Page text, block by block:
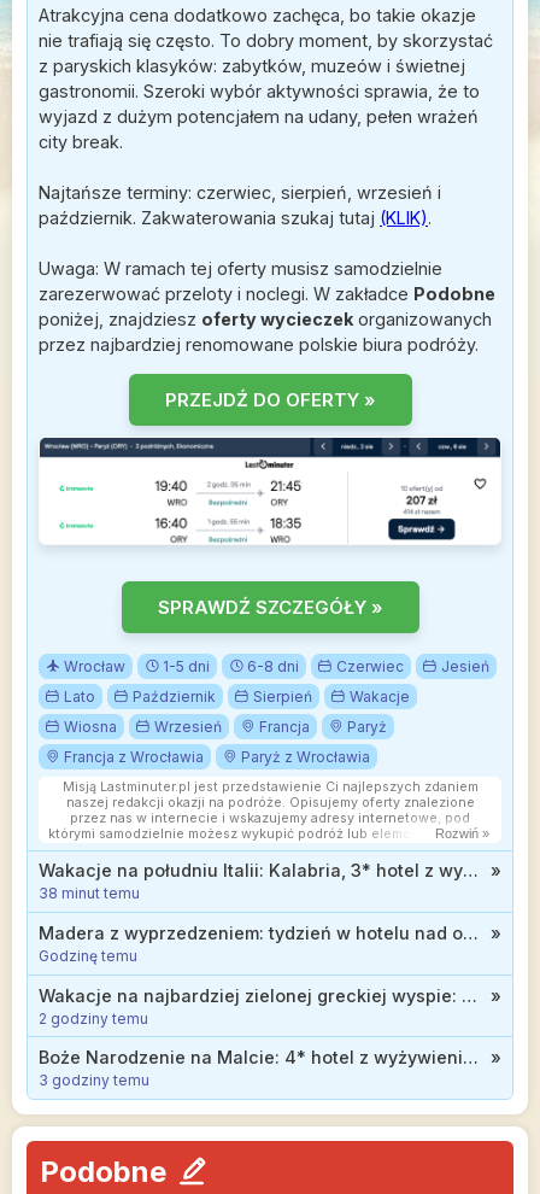
Atrakcyjna cena dodatkowo zachęca, bo takie okazje
nie trafiają się często. To dobry moment, by skorzystać
z paryskich klasyków: zabytków, muzeów i świetnej
gastronomii. Szeroki wybór aktywności sprawia, że to
wyjazd z dużym potencjałem na udany, pełen wrażeń
city break.
Najtańsze terminy: czerwiec, sierpień, wrzesień i
październik. Zakwaterowania szukaj tutaj (KLIK).
Uwaga: W ramach tej oferty musisz samodzielnie
zarezerwować przeloty i noclegi. W zakładce Podobne
poniżej, znajdziesz oferty wycieczek organizowanych
przez najbardziej renomowane polskie biura podróży.
PRZEJDŹ DO OFERTY »
SPRAWDŹ SZCZEGÓŁY »
Wrocław 1-5 dni 6-8 dni Czerwiec
Jesień
Lato
Październik Sierpień
Wakacje
Wiosna
Wrzesień Francja
Paryż
Francja z Wrocławia
Paryż z Wrocławia
Misją Lastminuter.pl jest przedstawienie Ci najlepszych zdaniem
naszej redakcji okazji na podróże. Opisujemy oferty znalezione
przez nas w internecie i wskazujemy adresy internetowe, pod
którymi samodzielnie możesz wykupić podróż lub elementy podróży.
Ceny w artykułach są aktualne w chwili publikacji. Możemy
otrzymywać wynagrodzenie od partnerów handlowych, do których
Cię przekierowujemy. Nie ma to wpływu na cenę Twojej wycieczki.
Rozwiń »
Wakacje na południu Italii: Kalabria, 3* hotel z wyżywieniem plus od 2699 zł »
38 minut temu
Madera z wyprzedzeniem: tydzień w hotelu nad oceanem (ze śniadaniami) od 1869 zł »
Godzinę temu
Wakacje na najbardziej zielonej greckiej wyspie: Korfu, hotel z wyżywieniem od 2399 zł »
2 godziny temu
Boże Narodzenie na Malcie: 4* hotel z wyżywieniem za 1671 zł »
3 godziny temu
Podobne